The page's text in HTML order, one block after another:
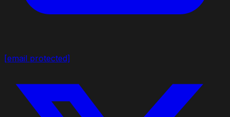
[email protected]